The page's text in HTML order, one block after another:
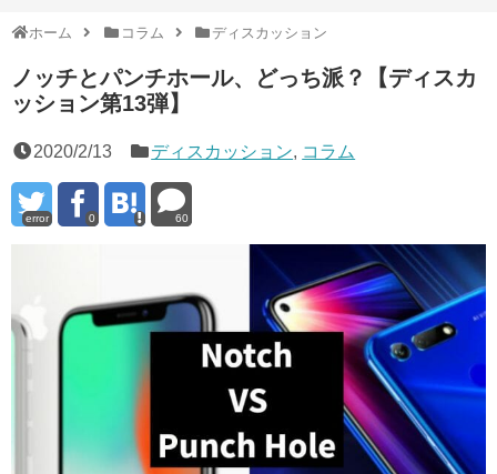
ホーム コラム ディスカッション
ノッチとパンチホール、どっち派？【ディスカ
ッション第13弾】
2020/2/13 ディスカッション, コラム
error 0 60